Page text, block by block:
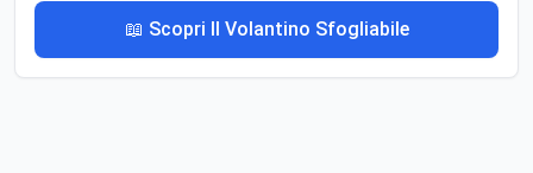
📖 Scopri Il Volantino Sfogliabile